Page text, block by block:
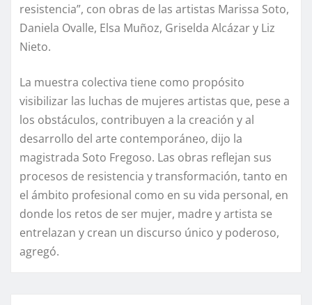
resistencia”, con obras de las artistas Marissa Soto,
Daniela Ovalle, Elsa Muñoz, Griselda Alcázar y Liz
Nieto.
La muestra colectiva tiene como propósito
visibilizar las luchas de mujeres artistas que, pese a
los obstáculos, contribuyen a la creación y al
desarrollo del arte contemporáneo, dijo la
magistrada Soto Fregoso. Las obras reflejan sus
procesos de resistencia y transformación, tanto en
el ámbito profesional como en su vida personal, en
donde los retos de ser mujer, madre y artista se
entrelazan y crean un discurso único y poderoso,
agregó.